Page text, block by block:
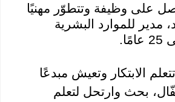
على وظيفة وتتطوّر مهنيًا
مدير للموارد البشرية
الابتكار وتعيش مبدعًا
بحث وارتحل لتعلم